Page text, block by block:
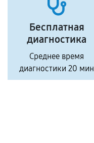
Бесплатная
диагностика
Среднее время
диагностики 20 мин